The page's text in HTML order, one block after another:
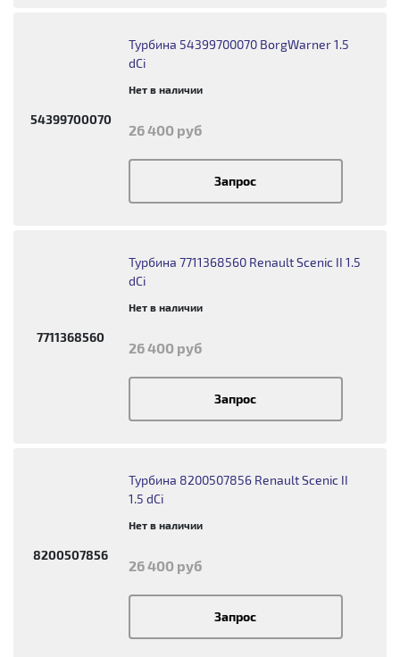
54399700070
Турбина 54399700070 BorgWarner 1.5
dCi
Нет в наличии
26 400 руб
Запрос
7711368560
Турбина 7711368560 Renault Scenic II 1.5
dCi
Нет в наличии
26 400 руб
Запрос
8200507856
Турбина 8200507856 Renault Scenic II
1.5 dCi
Нет в наличии
26 400 руб
Запрос